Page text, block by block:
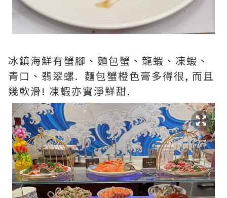
冰鎮海鮮有蟹腳、麵包蟹、龍蝦、凍蝦、
青口、翡翠螺. 麵包蟹橙色膏多得很, 而且
幾軟滑! 凍蝦亦實淨鮮甜.